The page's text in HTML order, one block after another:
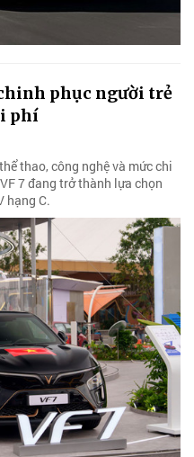
chinh phục người trẻ
phí
thao, công nghệ và mức chi
7 đang trở thành lựa chọn
hạng C.